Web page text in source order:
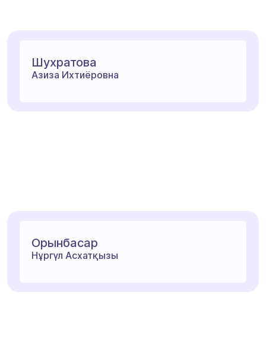
Шухратова
Азиза Ихтиёровна
Орынбасар
Нұргүл Асхатқызы